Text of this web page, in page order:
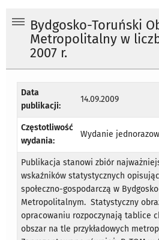
Bydgosko-Toruński
Metropolitalny w
2007 r.
Data
publikacji:
14.09.2009
Częstotliwość
wydania:
Wydanie
Publikacja stanowi zbiór
wskaźników statystycznych
społeczno-gospodarczą w
Metropolitalnym. Statystyczny
opracowaniu rozpoczynają tablice
obszar na tle przykładowych